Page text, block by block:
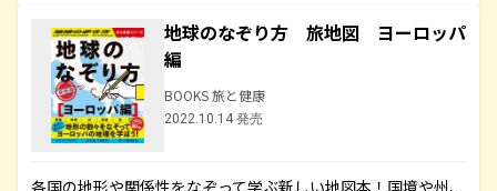
地球のなぞり方 旅地図 ヨーロッパ
編
BOOKS 旅と健康
2022.10.14 発売
各国の地形や関係性をなぞって学ぶ新しい地図本！国境や州、